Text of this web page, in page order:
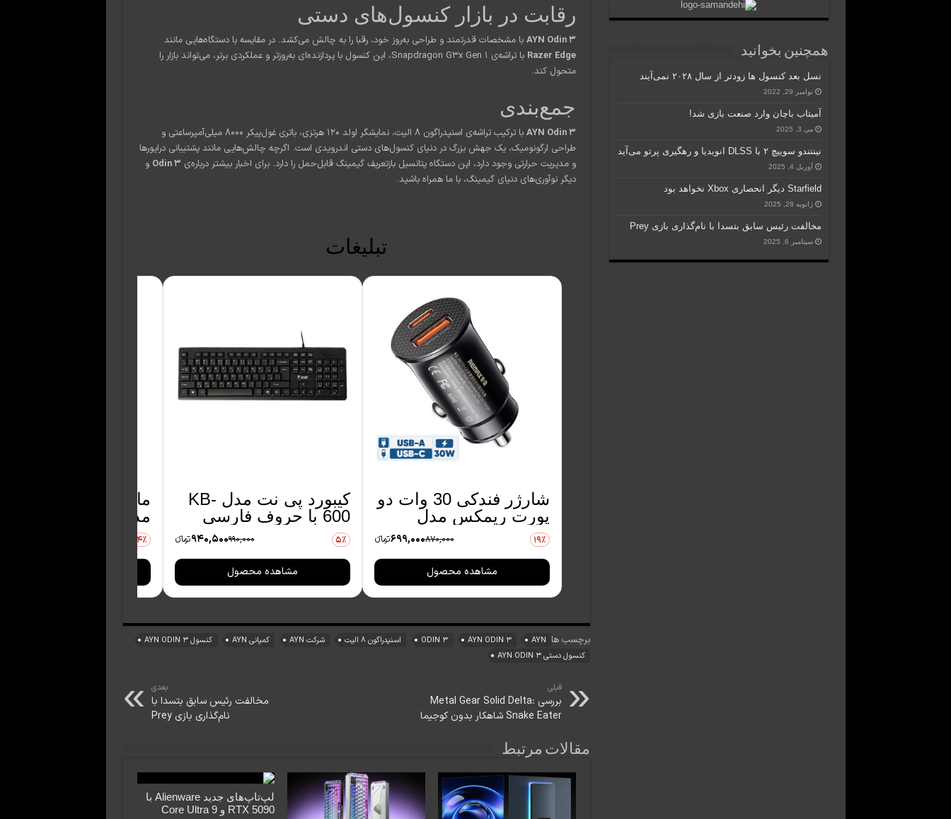
رقابت در بازار کنسول‌های دستی
AYN Odin 3 با مشخصات قدرتمند و طراحی به‌روز خود، رقبا را به چالش می‌کشد. در مقایسه با دستگاه‌هایی مانند
Razer Edge
با تراشه‌ی Snapdragon G3x Gen 1، این کنسول با پردازنده‌ای به‌روزتر و عملکردی برتر، می‌تواند بازار را
متحول کند.
جمع‌بندی
AYN Odin 3
با ترکیب تراشه‌ی اسنپدراگون ۸ الیت، نمایشگر اولد ۱۲۰ هرتزی، باتری غول‌پیکر ۸۰۰۰ میلی‌آمپرساعتی و
طراحی ارگونومیک، یک جهش بزرگ در دنیای کنسول‌های دستی اندرویدی است. اگرچه چالش‌هایی مانند پشتیبانی درایورها
و مدیریت حرارتی وجود دارد، این دستگاه پتانسیل بازتعریف گیمینگ قابل‌حمل را دارد. برای اخبار بیشتر درباره‌ی Odin 3 و
دیگر نوآوری‌های دنیای گیمینگ، با ما همراه باشید.
تبلیغات
شارژر فندکی 30 وات دو
پورت ریمکس مدل
RCC440
19٪ 870,000
699,000تومانءء
مشاهده محصول
کیبورد پی نت مدل KB-
600 با حروف فارسی
5٪ 990,000
940,500تومانءء
مشاهده محصول
ماوس بی سیم تسکو
مدل TM 769W
24٪
برچسب ها AYN
AYN ODIN 3
ODIN 3 اسنپدراگون ۸ الیت شرکت AYN کمپانی AYN
کنسول AYN ODIN 3
کنسول دستی AYN ODIN 3
قبلی
بررسی Metal Gear Solid Delta:
Snake Eater شاهکار بدون کوجیما
بعدی
مخالفت رئیس سابق بتسدا با
نام‌گذاری بازی Prey
مقالات مرتبط
لپ‌تاپ‌های جدید Alienware با
RTX 5090 و Core Ultra 9
همچنین بخوانید
نسل بعد کنسول ها زودتر از سال ۲۰۲۸ نمی‌آیند
نوامبر 29, 2022
آمیتاب باچان وارد صنعت بازی شد!
می 3, 2025
نینتندو سوییچ ۲ با DLSS انویدیا و رهگیری پرتو می‌آید
آوریل 4, 2025
Starfield دیگر انحصاری Xbox نخواهد بود
ژانویه 28, 2025
مخالفت رئیس سابق بتسدا با نام‌گذاری بازی Prey
سپتامبر 6, 2025